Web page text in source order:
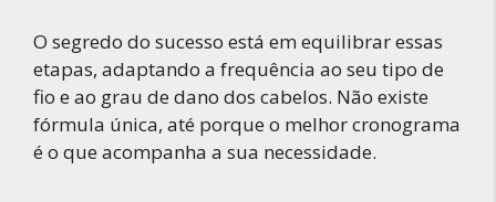
O segredo do sucesso está em equilibrar essas
etapas, adaptando a frequência ao seu tipo de
fio e ao grau de dano dos cabelos. Não existe
fórmula única, até porque o melhor cronograma
é o que acompanha a sua necessidade.